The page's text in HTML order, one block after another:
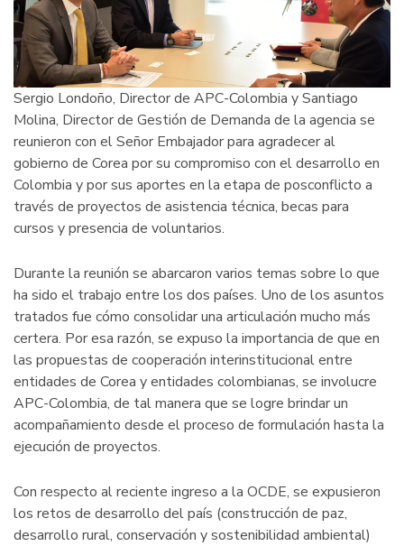
Sergio Londoño, Director de APC-Colombia y Santiago
Molina, Director de Gestión de Demanda de la agencia se
reunieron con el Señor Embajador para agradecer al
gobierno de Corea por su compromiso con el desarrollo en
Colombia y por sus aportes en la etapa de posconflicto a
través de proyectos de asistencia técnica, becas para
cursos y presencia de voluntarios.
Durante la reunión se abarcaron varios temas sobre lo que
ha sido el trabajo entre los dos países. Uno de los asuntos
tratados fue cómo consolidar una articulación mucho más
certera. Por esa razón, se expuso la importancia de que en
las propuestas de cooperación interinstitucional entre
entidades de Corea y entidades colombianas, se involucre
APC-Colombia, de tal manera que se logre brindar un
acompañamiento desde el proceso de formulación hasta la
ejecución de proyectos.
Con respecto al reciente ingreso a la OCDE, se expusieron
los retos de desarrollo del país (construcción de paz,
desarrollo rural, conservación y sostenibilidad ambiental)